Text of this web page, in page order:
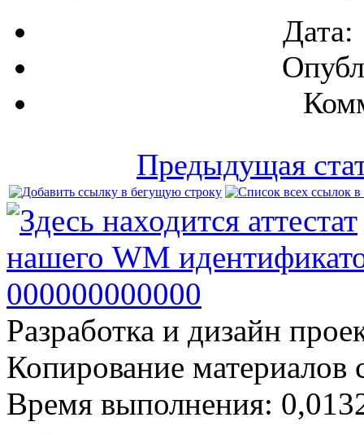
Дата:
Предыдущая
Разработка и дизайн
Копирование материалов
Время выполнения: